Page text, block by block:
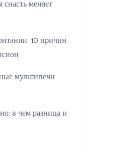
меняет
10 причин
мультипечи
в чем разница и